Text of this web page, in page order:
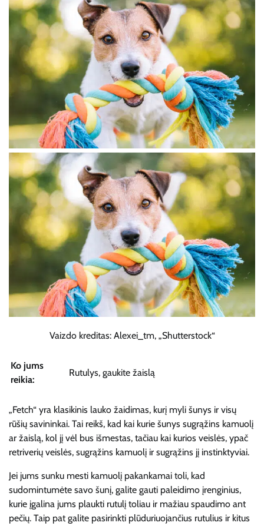
Vaizdo kreditas: Alexei_tm, „Shutterstock“
Ko jums
reikia:
Rutulys, gaukite žaislą
„Fetch“ yra klasikinis lauko žaidimas, kurį myli šunys ir visų
rūšių savininkai. Tai reikš, kad kai kurie šunys sugrąžins kamuolį
ar žaislą, kol jį vėl bus išmestas, tačiau kai kurios veislės, ypač
retriverių veislės, sugrąžins kamuolį ir sugrąžins jį instinktyviai.
Jei jums sunku mesti kamuolį pakankamai toli, kad
sudomintumėte savo šunį, galite gauti paleidimo įrenginius,
kurie įgalina jums plaukti rutulį toliau ir mažiau spaudimo ant
pečių. Taip pat galite pasirinkti plūduriuojančius rutulius ir kitus